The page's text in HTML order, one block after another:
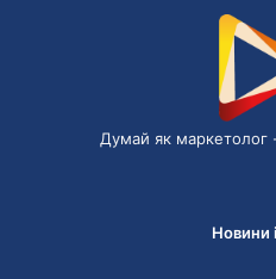
Думай як
Новини